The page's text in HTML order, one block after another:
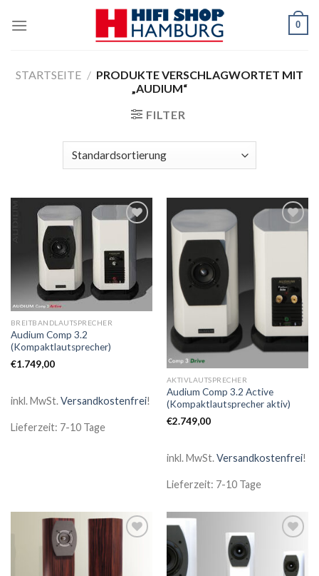
0
STARTSEITE / PRODUKTE VERSCHLAGWORTET MIT
„AUDIUM“
FILTER
BREITBANDLAUTSPRECHER
Audium Comp 3.2
(Kompaktlautsprecher)
€1.749,00
inkl. MwSt.Versandkostenfrei!
Lieferzeit: 7-10 Tage
Zur
Wunschliste
AKTIVLAUTSPRECHER
Audium Comp 3.2 Active
(Kompaktlautsprecher aktiv)
€2.749,00
inkl. MwSt.Versandkostenfrei!
Lieferzeit: 7-10 Tage
Wunschliste